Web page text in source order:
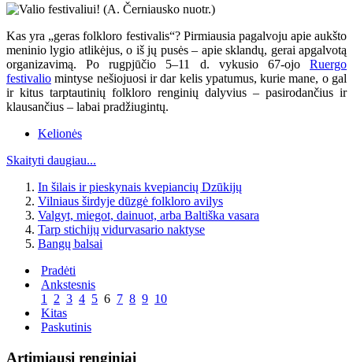
Kas yra „geras folkloro festivalis“? Pirmiausia pagalvoju apie aukšto
meninio lygio atlikėjus, o iš jų pusės – apie sklandų, gerai apgalvotą
organizavimą. Po rugpjūčio 5–11 d. vykusio 67-ojo Ruergo
festivalio mintyse nešiojuosi ir dar kelis ypatumus, kurie mane, o gal
ir kitus tarptautinių folkloro renginių dalyvius – pasirodančius ir
klausančius – labai pradžiugintų.
Kelionės
Skaityti daugiau...
In šilais ir pieskynais kvepiancių Dzūkijų
Vilniaus širdyje dūzgė folkloro avilys
Valgyt, miegot, dainuot, arba Baltiška vasara
Tarp stichijų vidurvasario naktyse
Bangų balsai
Pradėti
Ankstesnis
1 2 3 4 5 6 7 8 9 10
Kitas
Paskutinis
Artimiausi renginiai